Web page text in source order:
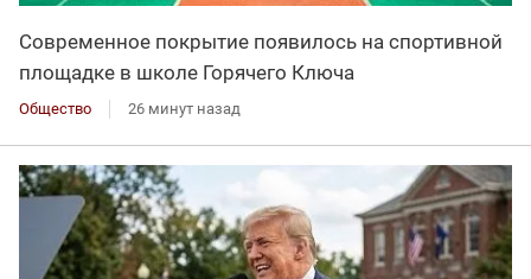
Современное покрытие появилось на спортивной
площадке в школе Горячего Ключа
Общество 26 минут назад